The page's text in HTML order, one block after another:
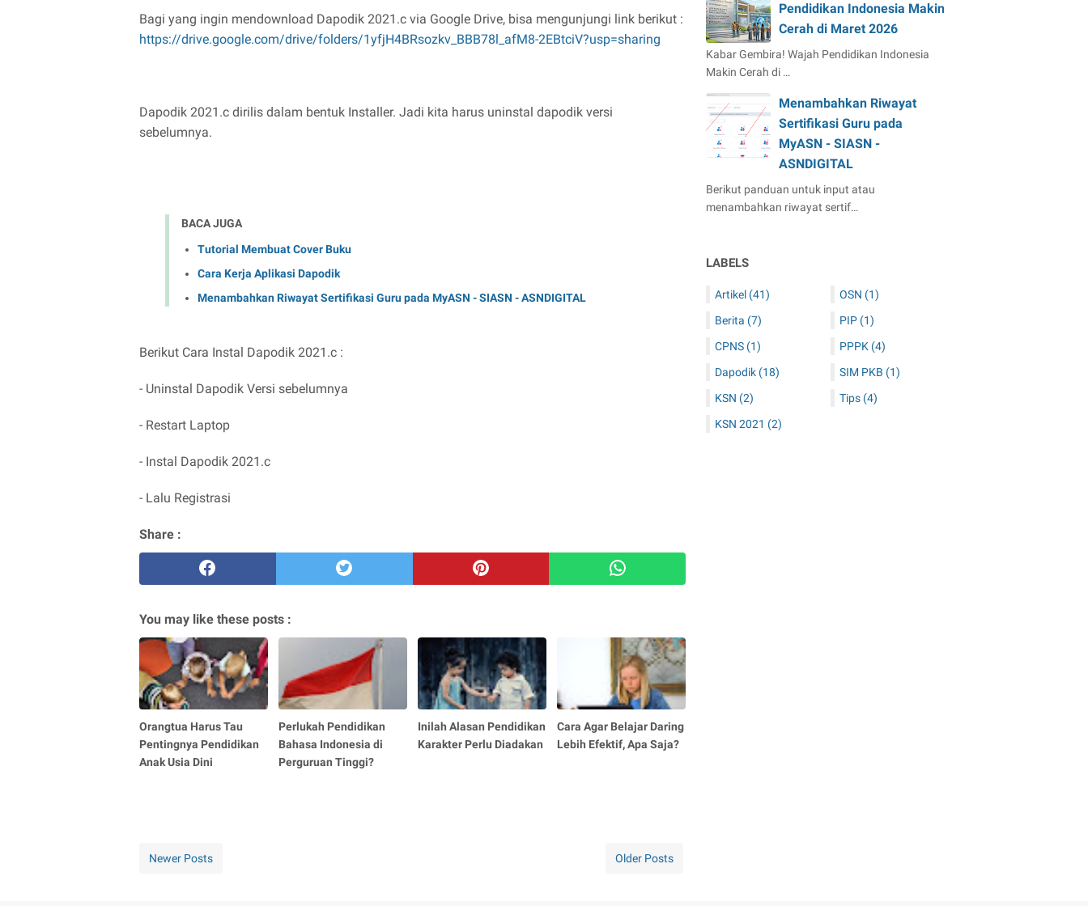
Bagi yang ingin mendownload Dapodik 2021.c via Google Drive, bisa mengunjungi link berikut :
https://drive.google.com/drive/folders/1yfjH4BRsozkv_BBB78l_afM8-2EBtciV?usp=sharing
Dapodik 2021.c dirilis dalam bentuk Installer. Jadi kita harus uninstal dapodik versi
sebelumnya.
BACA JUGA
Tutorial Membuat Cover Buku
Cara Kerja Aplikasi Dapodik
Menambahkan Riwayat Sertifikasi Guru pada MyASN - SIASN - ASNDIGITAL
Berikut Cara Instal Dapodik 2021.c :
- Uninstal Dapodik Versi sebelumnya
- Restart Laptop
- Instal Dapodik 2021.c
- Lalu Registrasi
Share :
You may like these posts :
Orangtua Harus Tau
Pentingnya Pendidikan
Anak Usia Dini
Perlukah Pendidikan
Bahasa Indonesia di
Perguruan Tinggi?
Inilah Alasan Pendidikan
Karakter Perlu Diadakan
Cara Agar Belajar Daring
Lebih Efektif, Apa Saja?
Newer Posts Older Posts
Pendidikan Indonesia Makin
Cerah di Maret 2026
Kabar Gembira! Wajah Pendidikan Indonesia
Makin Cerah di …
Menambahkan Riwayat
Sertifikasi Guru pada
MyASN - SIASN -
ASNDIGITAL
Berikut panduan untuk input atau
menambahkan riwayat sertif…
LABELS
Artikel (41)
Berita (7)
CPNS (1)
Dapodik (18)
KSN (2)
KSN 2021 (2)
OSN (1)
PIP (1)
PPPK (4)
SIM PKB (1)
Tips (4)